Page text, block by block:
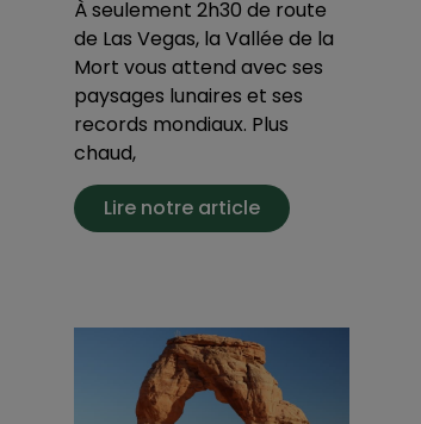
À seulement 2h30 de route
de Las Vegas, la Vallée de la
Mort vous attend avec ses
paysages lunaires et ses
records mondiaux. Plus
chaud,
Lire notre article